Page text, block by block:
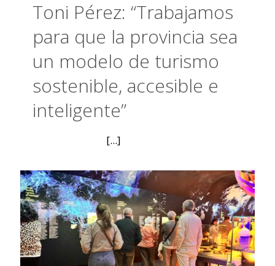
Toni Pérez: “Trabajamos
para que la provincia sea
un modelo de turismo
sostenible, accesible e
inteligente”
[...]